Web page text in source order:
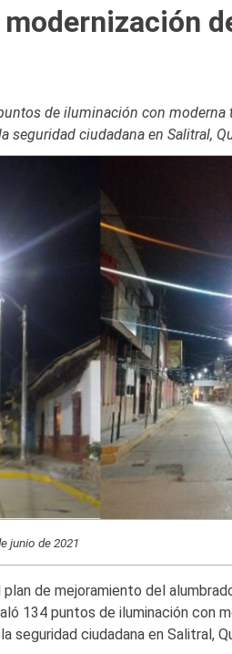
de iluminación con moderna
seguridad ciudadana en Salitral,
junio de 2021
de mejoramiento del
134 puntos de iluminación con
seguridad ciudadana en Salitral,